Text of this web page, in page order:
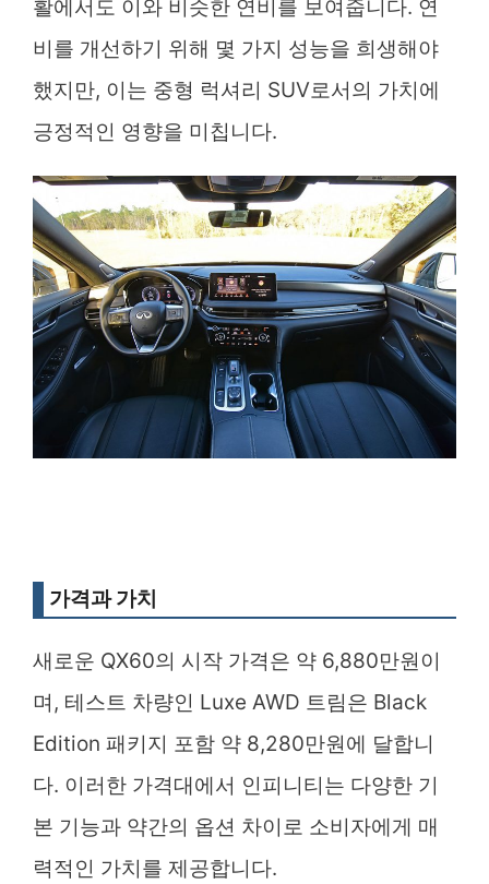
활에서도 이와 비슷한 연비를 보여줍니다. 연
비를 개선하기 위해 몇 가지 성능을 희생해야
했지만, 이는 중형 럭셔리 SUV로서의 가치에
긍정적인 영향을 미칩니다.
가격과 가치
새로운 QX60의 시작 가격은 약 6,880만원이
며, 테스트 차량인 Luxe AWD 트림은 Black
Edition 패키지 포함 약 8,280만원에 달합니
다. 이러한 가격대에서 인피니티는 다양한 기
본 기능과 약간의 옵션 차이로 소비자에게 매
력적인 가치를 제공합니다.